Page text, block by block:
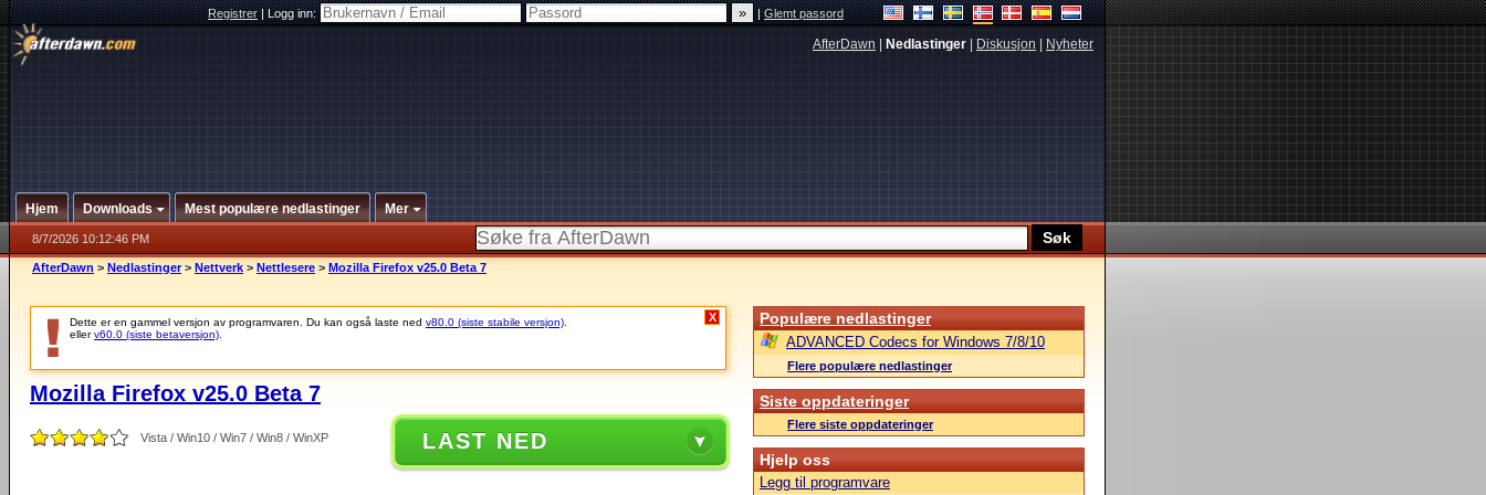
Registrer|Logg inn: |Glemt passord
AfterDawn Nedlastinger Diskusjon Nyheter
Hjem Downloads Mest populære nedlastinger Mer
8/7/2026 10:12:46 PM
AfterDawn > Nedlastinger > Nettverk > Nettlesere > Mozilla Firefox v25.0 Beta 7
Dette er en gammel versjon av programvaren. Du kan også laste ned v80.0 (siste stabile versjon)
ellerv60.0 (siste betaversjon)
X
Mozilla Firefox v25.0 Beta 7
Vista / Win10 / Win7 / Win8 / WinXP LAST NED
Populære nedlastinger
ADVANCED Codecs for Windows 7/8/10
Flere populære nedlastinger
Siste oppdateringer
Flere siste oppdateringer
Hjelp oss
Legg til programvare